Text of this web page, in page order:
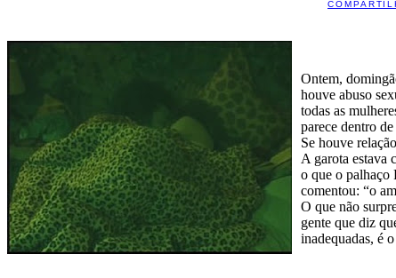
Ontem,
houve abuso
todas as
parece dentro
Se houve
A garota estava
o que o palhaço
comentou: “o
O que não
gente que diz
inadequadas, é